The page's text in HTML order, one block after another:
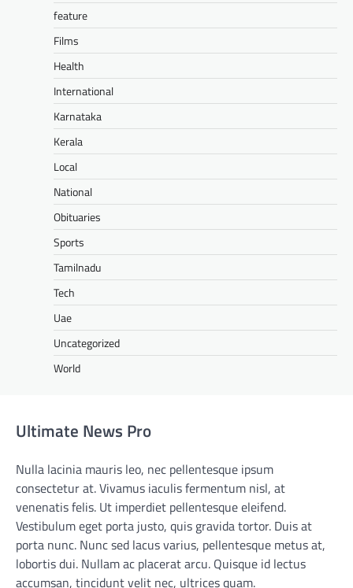
feature
Films
Health
International
Karnataka
Kerala
Local
National
Obituaries
Sports
Tamilnadu
Tech
Uae
Uncategorized
World
Ultimate News Pro
Nulla lacinia mauris leo, nec pellentesque ipsum
consectetur at. Vivamus iaculis fermentum nisl, at
venenatis felis. Ut imperdiet pellentesque eleifend.
Vestibulum eget porta justo, quis gravida tortor. Duis at
porta nunc. Nunc sed lacus varius, pellentesque metus at,
lobortis dui. Nullam ac placerat arcu. Quisque id lectus
accumsan, tincidunt velit nec, ultrices quam.